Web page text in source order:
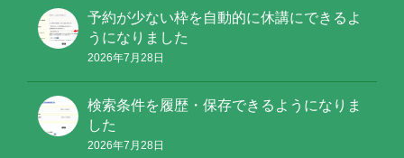
予約が少ない枠を自動的に休講にできるよ
うになりました
2026年7月28日
検索条件を履歴・保存できるようになりま
した
2026年7月28日